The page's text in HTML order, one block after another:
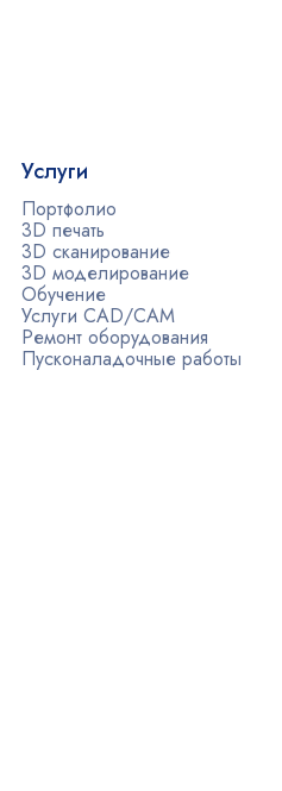
Услуги
Портфолио
3D печать
3D сканирование
3D моделирование
Обучение
Услуги CAD/CAM
Ремонт оборудования
Пусконаладочные работы